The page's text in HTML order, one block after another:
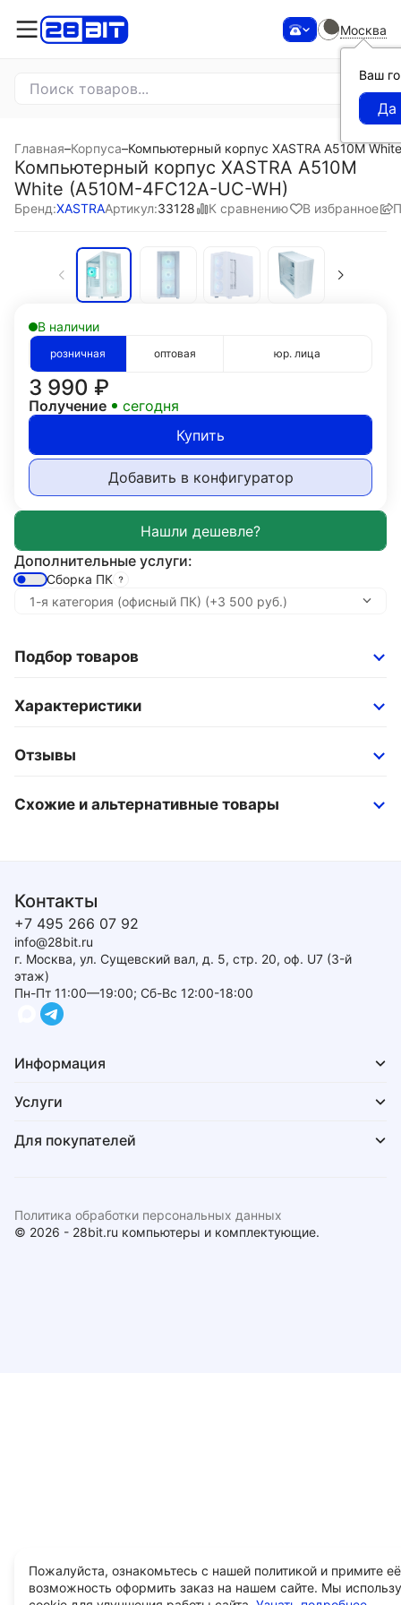
Москва
Ваш
Главная–Корпуса–Компьютерный корпус XASTRA A510M
Компьютерный корпус XASTRA A510M
White (A510M-4FC12A-UC-WH)
Бренд:XASTRAАртикул:33128 К сравнению В избранное
В наличии
розничная оптовая юр. лица
3 990 ₽
Получение
сегодня
Купить
Добавить в конфигуратор
Дополнительные услуги:
Сборка ПК
Подбор товаров
Характеристики
Отзывы
Схожие и альтернативные товары
Контакты
+7 495 266 07 92
info@28bit.ru
г. Москва, ул. Сущевский вал, д. 5, стр. 20, оф. U7 (3-й
этаж)
Пн-Пт 11:00—19:00; Сб-Вс 12:00-18:00
Информация
Услуги
Для покупателей
© 2026 - 28bit.ru компьютеры и комплектующие.
Политика обработки персональных данных
Пожалуйста, ознакомьтесь с нашей политикой и примите
возможность оформить заказ на нашем сайте. Мы